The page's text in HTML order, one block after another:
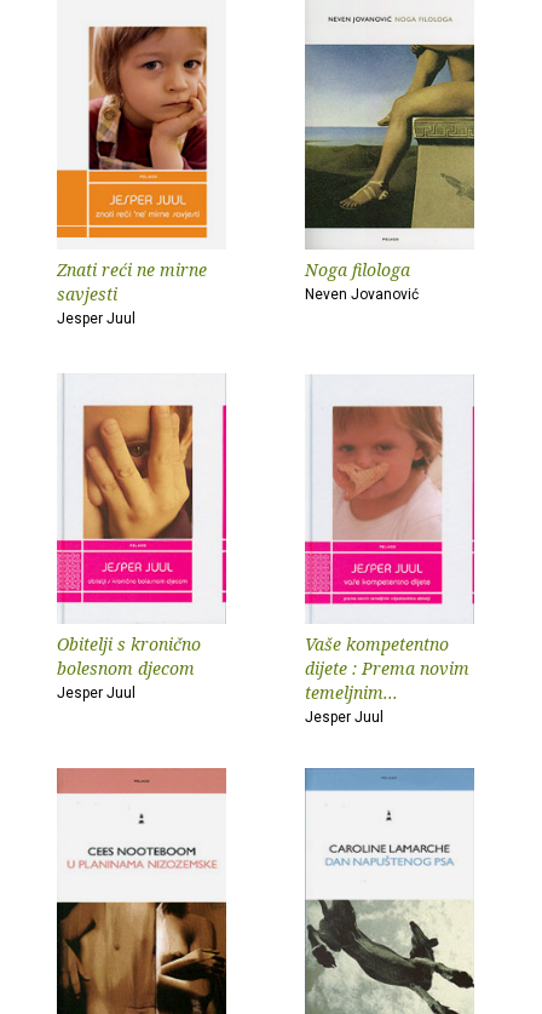
Znati reći ne mirne
savjesti
Jesper Juul
Noga filologa
Neven Jovanović
Obitelji s kronično
bolesnom djecom
Jesper Juul
Vaše kompetentno
dijete : Prema novim
temeljnim...
Jesper Juul